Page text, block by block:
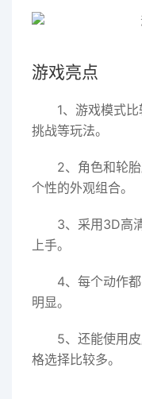
游戏亮点
1、游戏模式
挑战等玩法。
2、角色和轮
个性的外观组合。
3、采用3D高
上手。
4、每个动作
明显。
5、还能使用
格选择比较多。